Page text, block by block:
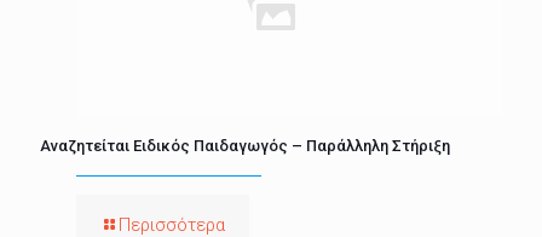
Αναζητείται Ειδικός Παιδαγωγός – Παράλληλη Στήριξη
Περισσότερα